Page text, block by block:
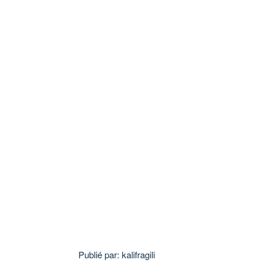
Publié par: kalifragili